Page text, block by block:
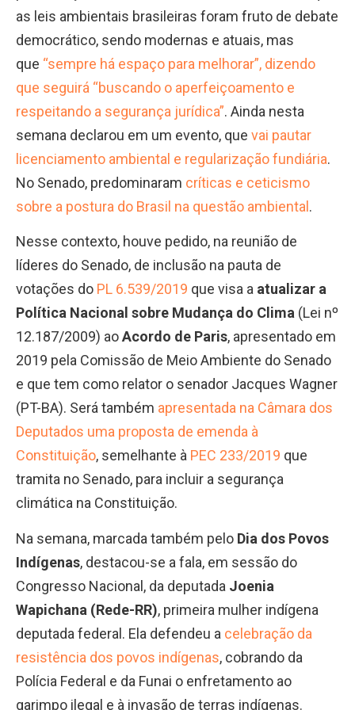
as leis ambientais brasileiras foram fruto de debate
democrático, sendo modernas e atuais, mas
que “sempre há espaço para melhorar”, dizendo
que seguirá “buscando o aperfeiçoamento e
respeitando a segurança jurídica”. Ainda nesta
semana declarou em um evento, que vai pautar
licenciamento ambiental e regularização fundiária.
No Senado, predominaram críticas e ceticismo
sobre a postura do Brasil na questão ambiental .
Nesse contexto, houve pedido, na reunião de
líderes do Senado, de inclusão na pauta de
votações do PL 6.539/2019 que visa a atualizar a
Política Nacional sobre Mudança do Clima (Lei nº
12.187/2009) aoAcordo de Paris, apresentado em
2019 pela Comissão de Meio Ambiente do Senado
e que tem como relator o senador Jacques Wagner
(PT-BA). Será também apresentada na Câmara dos
Deputados uma proposta de emenda à
Constituição, semelhante à PEC 233/2019 que
tramita no Senado, para incluir a segurança
climática na Constituição.
Na semana, marcada também pelo Dia dos Povos
Indígenas, destacou-se a fala, em sessão do
Congresso Nacional, da deputada Joenia
Wapichana (Rede-RR), primeira mulher indígena
deputada federal. Ela defendeu a celebração da
resistência dos povos indígenas, cobrando da
Polícia Federal e da Funai o enfretamento ao
garimpo ilegal e à invasão de terras indígenas.